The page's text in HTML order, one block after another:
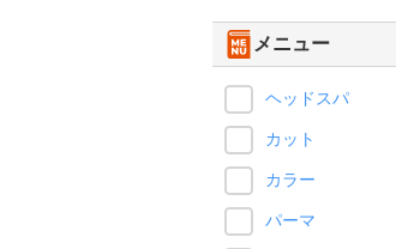
メニュー
ヘッドスパ
カット
カラー
パーマ